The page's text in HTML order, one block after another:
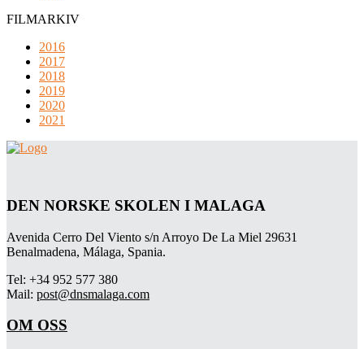
FILMARKIV
2016
2017
2018
2019
2020
2021
DEN NORSKE SKOLEN I MALAGA
Avenida Cerro Del Viento s/n Arroyo De La Miel 29631
Benalmadena, Málaga, Spania.
Tel: +34 952 577 380
Mail: post@dnsmalaga.com
OM OSS